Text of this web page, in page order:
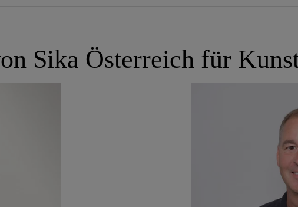
Sika Österreich für